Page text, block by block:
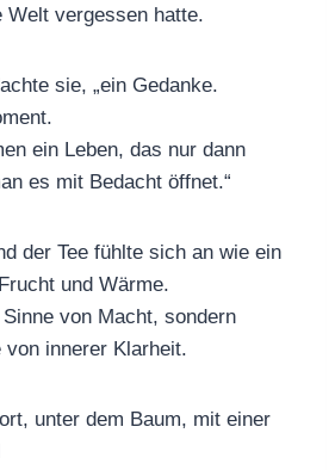
Welt vergessen hatte.
sie, „ein Gedanke.
ein Leben, das nur dann
es mit Bedacht öffnet.“
der Tee fühlte sich an wie ein
und Wärme.
von Macht, sondern
innerer Klarheit.
unter dem Baum, mit einer